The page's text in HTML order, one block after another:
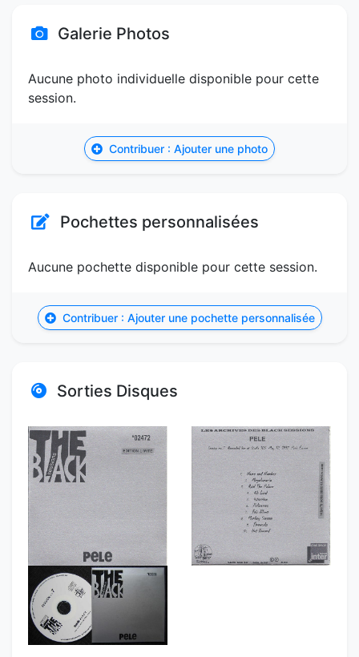
Galerie Photos
Aucune photo individuelle disponible pour cette
session.
Contribuer : Ajouter une photo
Pochettes personnalisées
Aucune pochette disponible pour cette session.
Contribuer : Ajouter une pochette personnalisée
Sorties Disques